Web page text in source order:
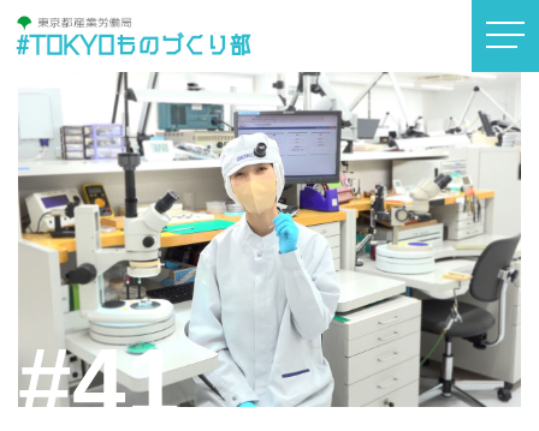
#TOKYOものづくり部
#41